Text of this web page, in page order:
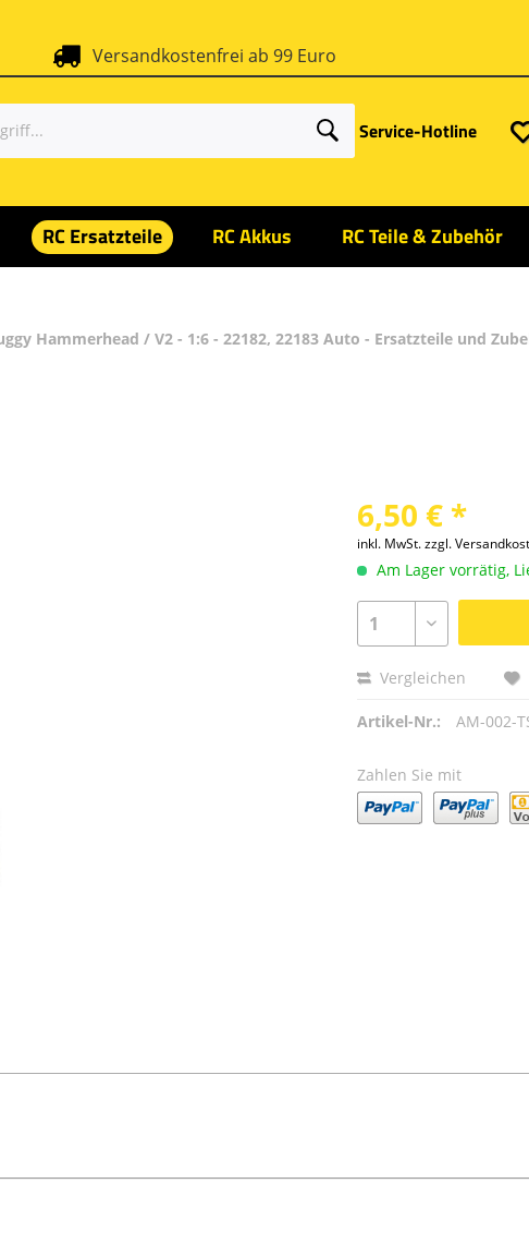
Versandkostenfrei ab 99 Euro
Service-Hotline
RC Ersatzteile RC Akkus RC Teile & Zubehör
Hammerhead / V2 - 1:6 - 22182, 22183 Auto - Ersatzteile und
6,50 € *
inkl. MwSt.zzgl.
Am Lager vorrätig,
Vergleichen
Artikel-Nr.: AM-002-
Zahlen Sie mit